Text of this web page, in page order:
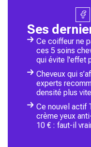
Ses
Ce coiffeur ne
ces 5 soins
qui évite l'effet
Cheveux qui
experts
densité plus
Ce nouvel actif
crème yeux
10 € : faut-il